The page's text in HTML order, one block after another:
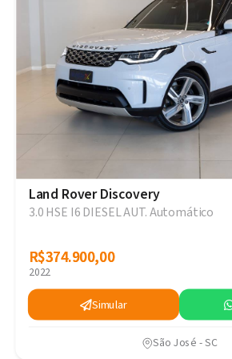
Land Rover Discovery
3.0 HSE I6 DIESEL AUT. Automático
R$374.900,00
R$374.900,00
2022
Simular
São José - SC